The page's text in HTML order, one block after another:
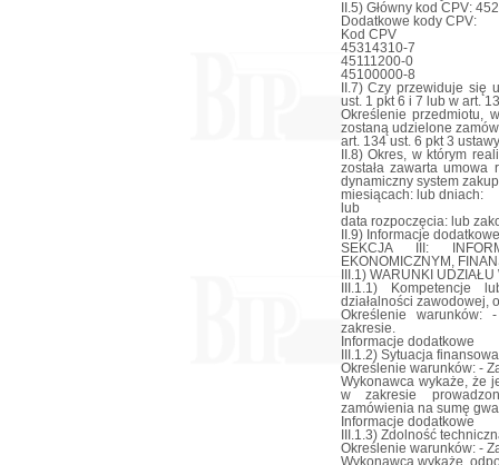
II.5) Główny kod CPV:
Dodatkowe kody CPV:
Kod CPV
45314310-7
45111200-0
45100000-8
II.7) Czy przewiduje się
ust. 1 pkt 6 i 7 lub w art.
Określenie przedmiotu,
zostaną udzielone
art. 134 ust. 6 pkt 3
II.8) Okres, w którym
została zawarta umowa
dynamiczny system
miesiącach: lub dniach:
lub
data rozpoczęcia: lub
II.9) Informacje
SEKCJA III:
EKONOMICZNYM,
III.1) WARUNKI
III.1.1) Kompetencje
działalności zawodowej,
Określenie
zakresie.
Informacje dodatkowe
III.1.2) Sytuacja
Określenie warunków: -
Wykonawca wykaże, że
w zakresie
zamówienia na sumę
Informacje dodatkowe
III.1.3) Zdolność
Określenie warunków: -
Wykonawca wykaże,